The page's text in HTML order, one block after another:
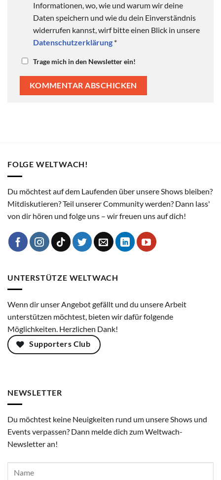
Informationen, wo, wie und warum wir deine
Daten speichern und wie du dein Einverständnis
widerrufen kannst, wirf bitte einen Blick in unsere
Datenschutzerklärung *
Trage mich in den Newsletter ein!
FOLGE WELTWACH!
Du möchtest auf dem Laufenden über unsere Shows bleiben?
Mitdiskutieren? Teil unserer Community werden? Dann lass'
von dir hören und folge uns – wir freuen uns auf dich!
UNTERSTÜTZE WELTWACH
Wenn dir unser Angebot gefällt und du unsere Arbeit
unterstützen möchtest, bieten wir dafür folgende
Möglichkeiten. Herzlichen Dank!
Supporters Club
NEWSLETTER
Du möchtest keine Neuigkeiten rund um unsere Shows und
Events verpassen? Dann melde dich zum Weltwach-
Newsletter an!